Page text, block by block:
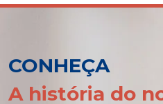
CONHEÇA
A história do